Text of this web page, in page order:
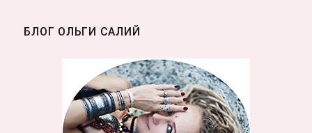
БЛОГ ОЛЬГИ САЛИЙ